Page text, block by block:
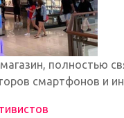
полностью
смартфонов и